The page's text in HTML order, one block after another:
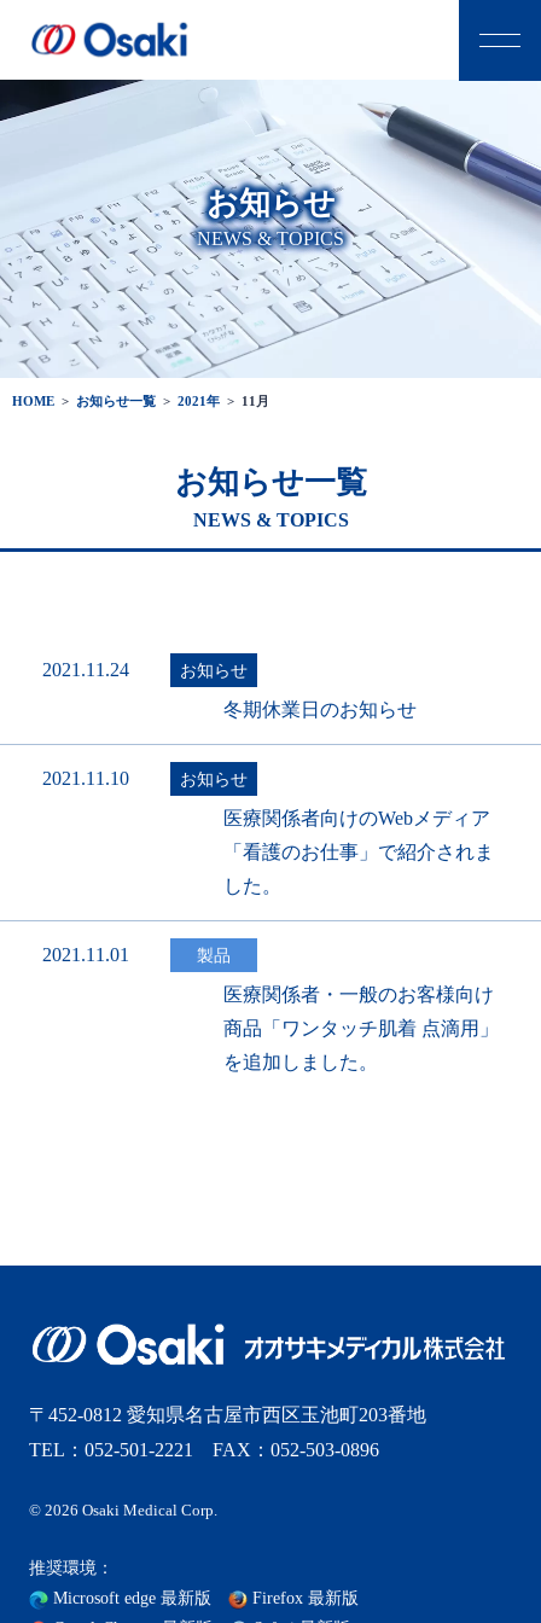
お知らせ
NEWS & TOPICS
HOME > お知らせ一覧 > 2021年 > 11月
お知らせ一覧
NEWS & TOPICS
2021.11.24 お知らせ
冬期休業日のお知らせ
2021.11.10 お知らせ
医療関係者向けのWebメディア
「看護のお仕事」で紹介されま
した。
2021.11.01 製品
医療関係者・一般のお客様向け
商品「ワンタッチ肌着 点滴用」
を追加しました。
〒452-0812 愛知県名古屋市西区玉池町203番地
TEL：052-501-2221 FAX：052-503-0896
© 2026 Osaki Medical Corp.
推奨環境：
Microsoft edge 最新版
Firefox 最新版